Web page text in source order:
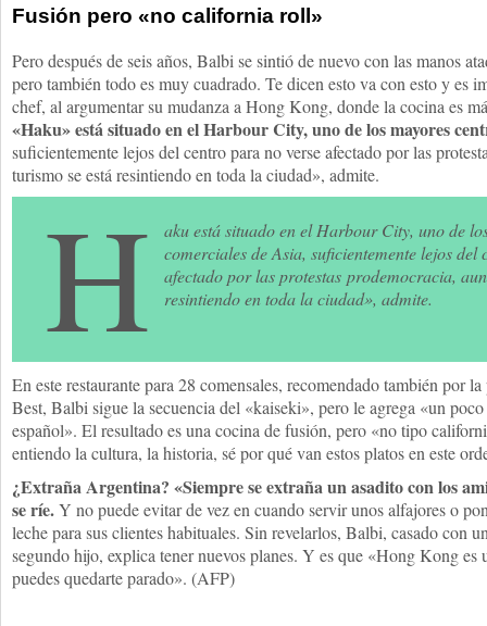
Fusión pero «no california roll»
Pero después de seis años, Balbi se sintió de nuevo con las manos
pero también todo es muy cuadrado. Te dicen esto va con esto y es
chef, al argumentar su mudanza a Hong Kong, donde la cocina es
«Haku» está situado en el Harbour City, uno de los mayores
suficientemente lejos del centro para no verse afectado por las
turismo se está resintiendo en toda la ciudad», admite.
H
aku está situado en el Harbour City, uno de
comerciales de Asia, suficientemente lejos del
afectado por las protestas prodemocracia,
resintiendo en toda la ciudad», admite.
En este restaurante para 28 comensales, recomendado también por
Best, Balbi sigue la secuencia del «kaiseki», pero le agrega «un
español». El resultado es una cocina de fusión, pero «no tipo
entiendo la cultura, la historia, sé por qué van estos platos en este
¿Extraña Argentina? «Siempre se extraña un asadito con los
se ríe.Y no puede evitar de vez en cuando servir unos alfajores o
leche para sus clientes habituales. Sin revelarlos, Balbi, casado con
segundo hijo, explica tener nuevos planes. Y es que «Hong Kong
puedes quedarte parado». (AFP)